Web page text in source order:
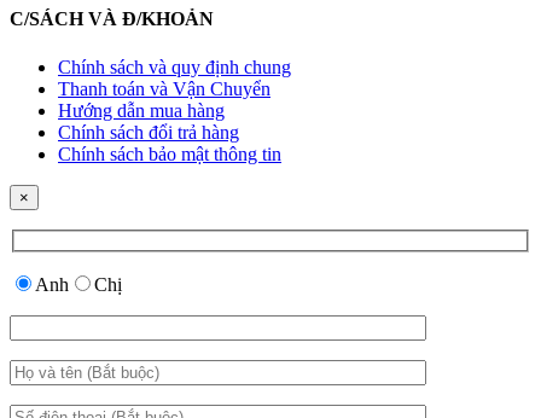
C/SÁCH VÀ Đ/KHOẢN
Chính sách và quy định chung
Thanh toán và Vận Chuyển
Hướng dẫn mua hàng
Chính sách đổi trả hàng
Chính sách bảo mật thông tin
×
Anh Chị